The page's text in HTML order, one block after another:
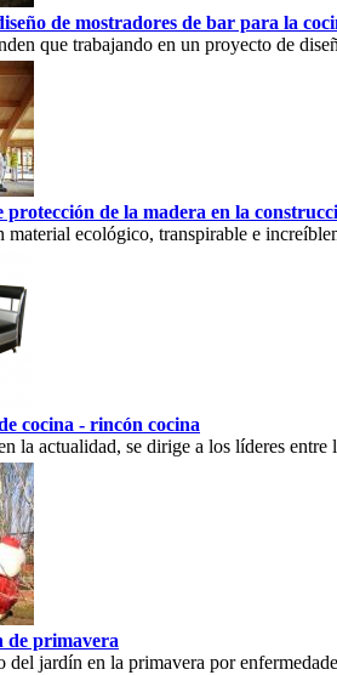
de mostradores de bar para la
que trabajando en un proyecto de
protección de la madera en la
material ecológico, transpirable e
cocina - rincón cocina
la actualidad, se dirige a los líderes entre
de primavera
del jardín en la primavera por